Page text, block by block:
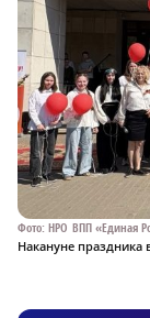
Фото: НРО ВПП «Единая
Накануне праздника